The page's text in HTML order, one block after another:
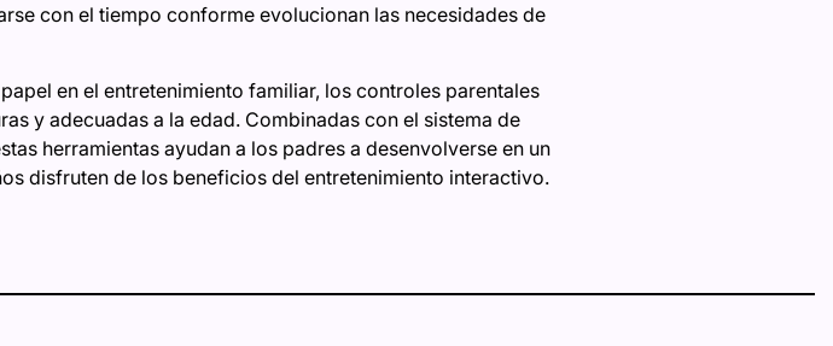
con el tiempo conforme evolucionan las necesidades de
en el entretenimiento familiar, los controles parentales
y adecuadas a la edad. Combinadas con el sistema de
herramientas ayudan a los padres a desenvolverse en un
disfruten de los beneficios del entretenimiento interactivo.